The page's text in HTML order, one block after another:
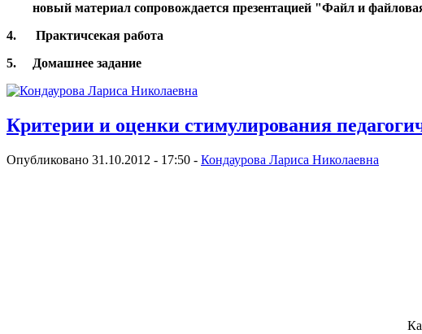
новый материал сопровождается презентацией "Файл и
4. Практичсекая работа
5. Домашнее задание
Критерии и оценки стимулирования
Опубликовано 31.10.2012 - 17:50 - Кондаурова Лариса Николаевна